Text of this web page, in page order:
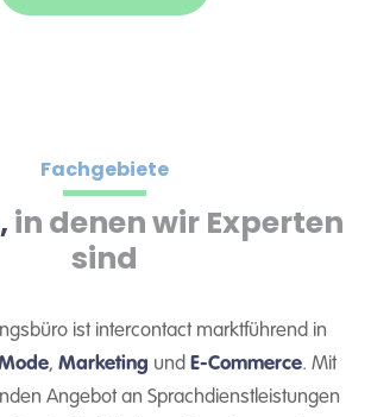
Fachgebiete
in denen wir Experten
sind
ist intercontact marktführend in
, Marketing und E-Commerce. Mit
Angebot an Sprachdienstleistungen